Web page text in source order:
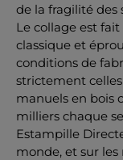
de la fragilité des
Le collage est
classique et
conditions de
strictement
manuels en bois
milliers chaque
Estampille
monde, et sur